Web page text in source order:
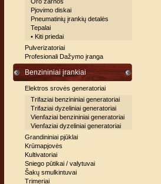
Pjovimo diskai
Pneumatinių įrankių detalės
Tepalai
• Kiti priedai
Pulverizatoriai
Profesionali Dažymo įranga
Benzininiai įrankiai
Elektros srovės generatoriai
Trifaziai benzininiai generatoriai
Trifaziai dyzeliniai generatoriai
Vienfaziai benzininiai generatoriai
Vienfaziai dyzeliniai generatoriai
Grandininiai pjūklai
Krūmapjovės
Kultivatoriai
Sniego pūtikai / valytuvai
Šakų smulkintuvai
Trimeriai